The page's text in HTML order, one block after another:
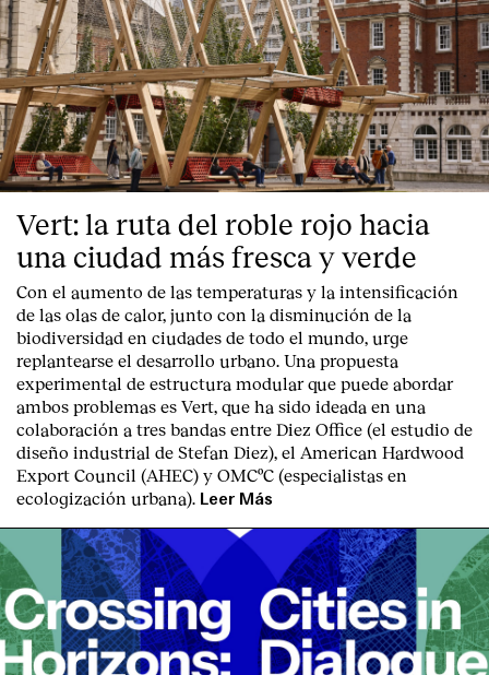
Vert: la ruta del roble rojo hacia
una ciudad más fresca y verde
Con el aumento de las temperaturas y la intensificación
de las olas de calor, junto con la disminución de la
biodiversidad en ciudades de todo el mundo, urge
replantearse el desarrollo urbano. Una propuesta
experimental de estructura modular que puede abordar
ambos problemas es Vert, que ha sido ideada en una
colaboración a tres bandas entre Diez Office (el estudio de
diseño industrial de Stefan Diez), el American Hardwood
Export Council (AHEC) y OMCºC (especialistas en
ecologización urbana). Leer Más